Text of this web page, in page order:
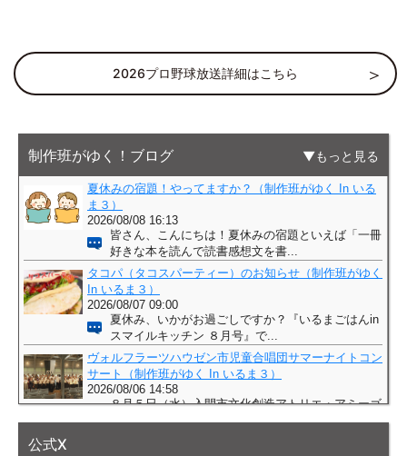
2026プロ野球放送詳細はこちら
制作班がゆく！ブログ もっと見る
公式X